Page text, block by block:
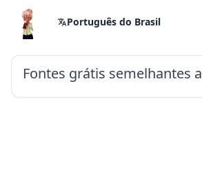
Português do Brasil
Fontes grátis semelhantes a